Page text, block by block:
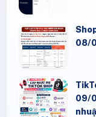
08/
09/